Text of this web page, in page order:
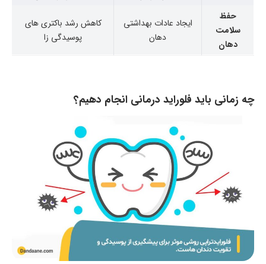
حفظ
سلامت
دهان
ایجاد عادات بهداشتی
دهان
کاهش رشد باکتری های
پوسیدگی زا
چه زمانی باید فلوراید درمانی انجام دهیم؟